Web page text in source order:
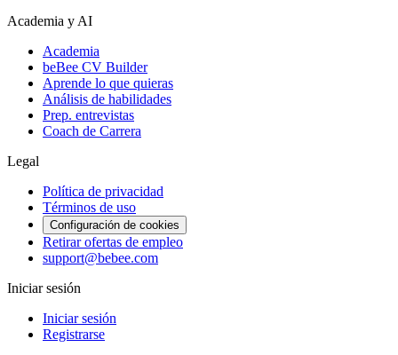
Academia y AI
Academia
beBee CV Builder
Aprende lo que quieras
Análisis de habilidades
Prep. entrevistas
Coach de Carrera
Legal
Política de privacidad
Términos de uso
Configuración de cookies
Retirar ofertas de empleo
support@bebee.com
Iniciar sesión
Iniciar sesión
Registrarse